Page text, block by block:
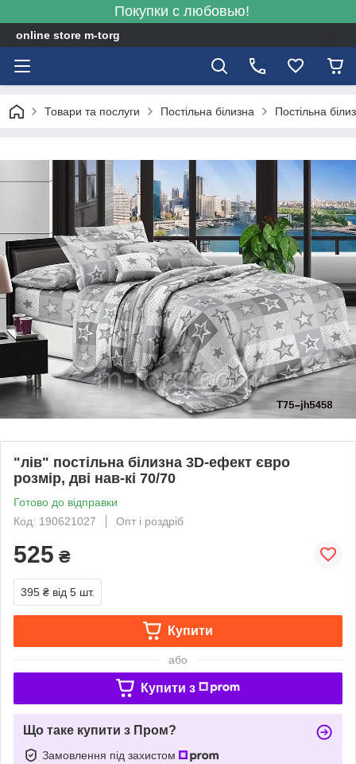
Покупки с любовью!
online store m-torg
Товари та послуги Постільна білизна Постільна
"лів" постільна білизна 3D-ефект євро
розмір, дві нав-кі 70/70
Готово до відправки
Код: 190621027
Опт і роздріб
525 ₴
395 ₴ від 5 шт.
Купити
або
Купити з
Що таке купити з Пром?
Замовлення під захистом